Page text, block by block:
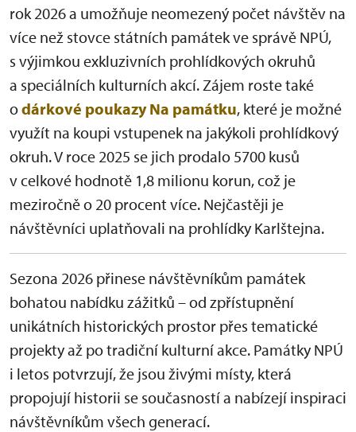
rok 2026 a umožňuje neomezený počet návštěv na
více než stovce státních památek ve správě NPÚ,
s výjimkou exkluzivních prohlídkových okruhů
a speciálních kulturních akcí. Zájem roste také
odárkové poukazy Na památku, které je možné
využít na koupi vstupenek na jakýkoli prohlídkový
okruh. V roce 2025 se jich prodalo 5700 kusů
v celkové hodnotě 1,8 milionu korun, což je
meziročně o 20 procent více. Nejčastěji je
návštěvníci uplatňovali na prohlídky Karlštejna.
Sezona 2026 přinese návštěvníkům památek
bohatou nabídku zážitků – od zpřístupnění
unikátních historických prostor přes tematické
projekty až po tradiční kulturní akce. Památky NPÚ
i letos potvrzují, že jsou živými místy, která
propojují historii se současností a nabízejí inspiraci
návštěvníkům všech generací.